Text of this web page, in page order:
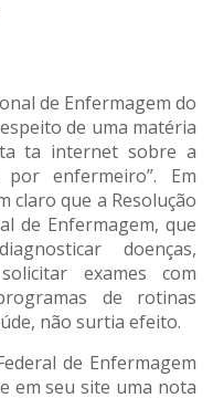
de Enfermagem do
de uma matéria
ta internet sobre a
por enfermeiro”. Em
claro que a Resolução
de Enfermagem, que
doenças,
exames com
de rotinas
não surtia efeito.
de Enfermagem
em seu site uma nota